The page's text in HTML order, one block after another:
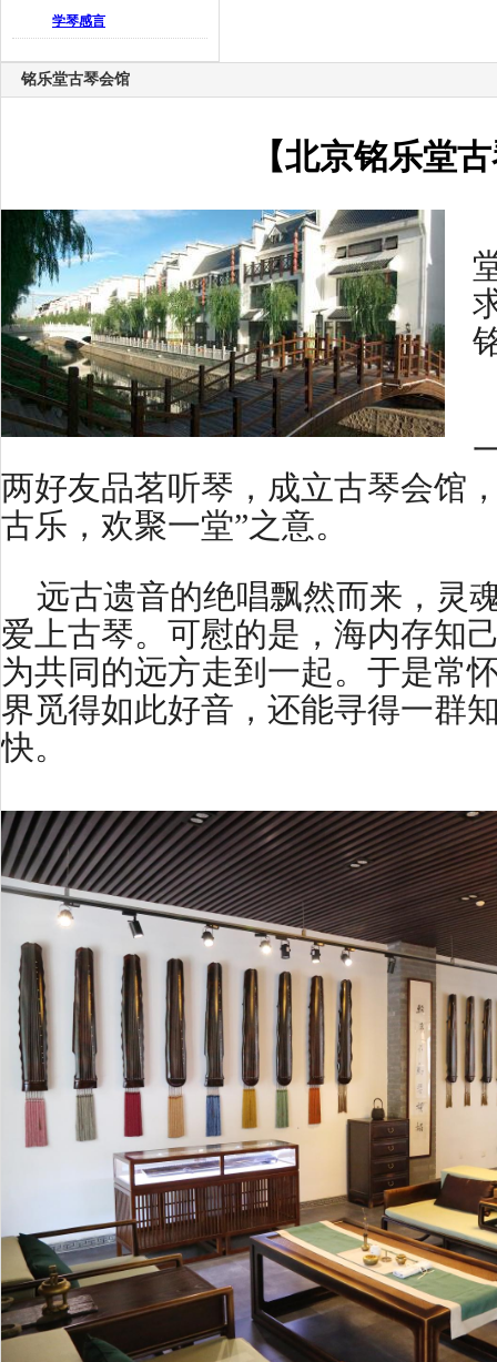
学琴感言
铭乐堂古琴会馆
【北京铭乐堂
两好友品茗听琴，成立古琴会馆
古乐，欢聚一堂”之意。
远古遗音的绝唱飘然而来，灵
爱上古琴。可慰的是，海内存知
为共同的远方走到一起。于是常
界觅得如此好音，还能寻得一群
快。